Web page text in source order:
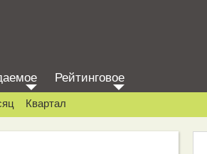
Рейтинговое
Квартал